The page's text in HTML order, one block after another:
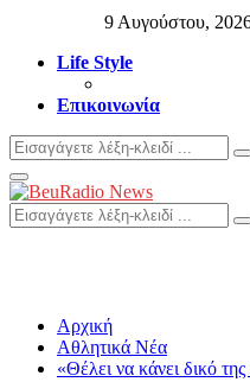
9 Αυγούστου,
Life Style
Επικοινωνία
Search
for:
Primary
Menu
Search
for:
Αρχική
Αθλητικά Νέα
«Θέλει να κάνει δικό